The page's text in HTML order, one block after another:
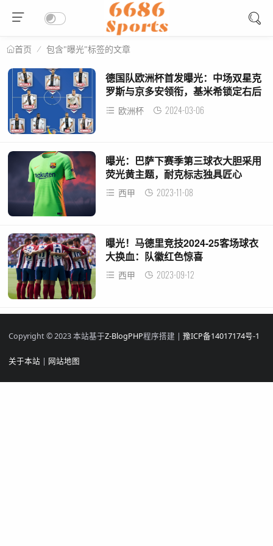
首页 包含"曝光"标签的文章
德国队欧洲杯首发曝光：中场双星克
罗斯与京多安领衔，基米希锁定右后
卫位置
欧洲杯 2024-03-06
曝光：巴萨下赛季第三球衣大胆采用
荧光黄主题，耐克标志独具匠心
西甲 2023-11-08
曝光！马德里竞技2024-25客场球衣
大换血：队徽红色惊喜
西甲 2023-09-12
Copyright © 2023 本站基于Z-BlogPHP程序搭建 | 豫ICP备14017174号-1
关于本站 | 网站地图